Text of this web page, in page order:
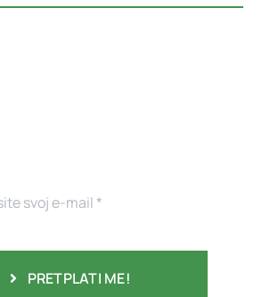
PRETPLATI ME!